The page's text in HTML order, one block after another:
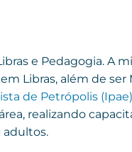
e Pedagogia. A
Libras, além de
de Petrópolis (Ipae)
realizando
adultos.